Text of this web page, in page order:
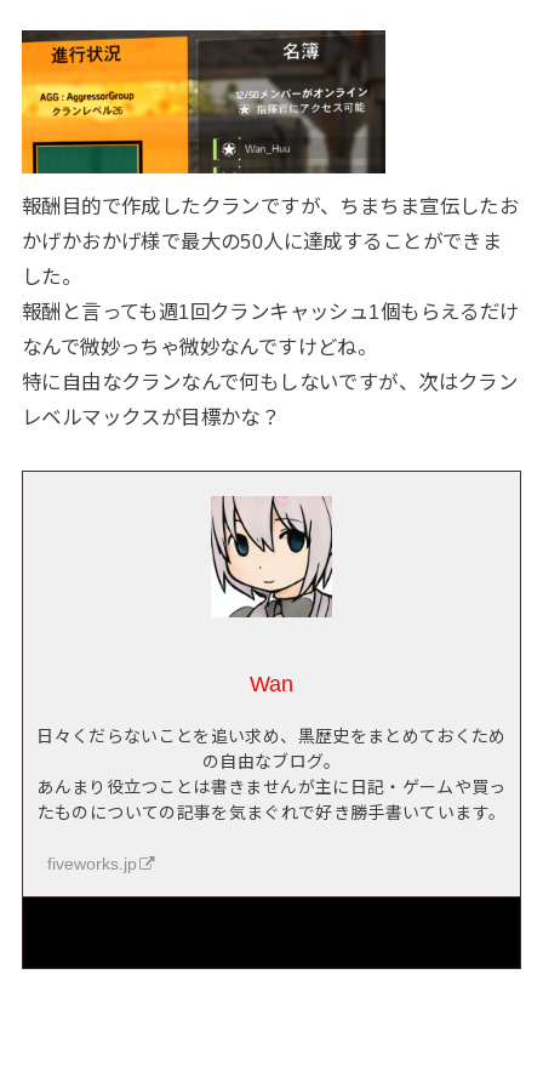
報酬目的で作成したクランですが、ちまちま宣伝したお
かげかおかげ様で最大の50人に達成することができま
した。
報酬と言っても週1回クランキャッシュ1個もらえるだけ
なんで微妙っちゃ微妙なんですけどね。
特に自由なクランなんで何もしないですが、次はクラン
レベルマックスが目標かな？
Wan
日々くだらないことを追い求め、黒歴史をまとめておくため
の自由なブログ。
あんまり役立つことは書きませんが主に日記・ゲームや買っ
たものについての記事を気まぐれで好き勝手書いています。
fiveworks.jp